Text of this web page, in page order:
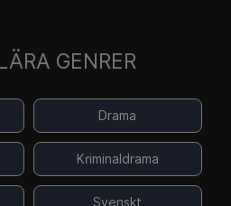
GENRER
Drama
Kriminaldrama
Svenskt